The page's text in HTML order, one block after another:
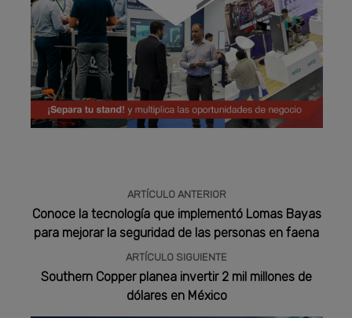
ARTÍCULO ANTERIOR
Conoce la tecnología que implementó Lomas Bayas
para mejorar la seguridad de las personas en faena
ARTÍCULO SIGUIENTE
Southern Copper planea invertir 2 mil millones de
dólares en México